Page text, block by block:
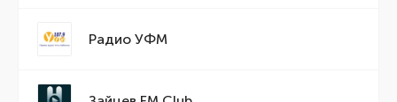
Радио УФМ